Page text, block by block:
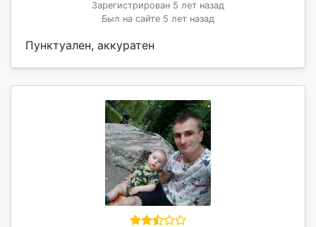
Зарегистрирован 5 лет назад
Был на сайте 5 лет назад
Пунктуален, аккуратен